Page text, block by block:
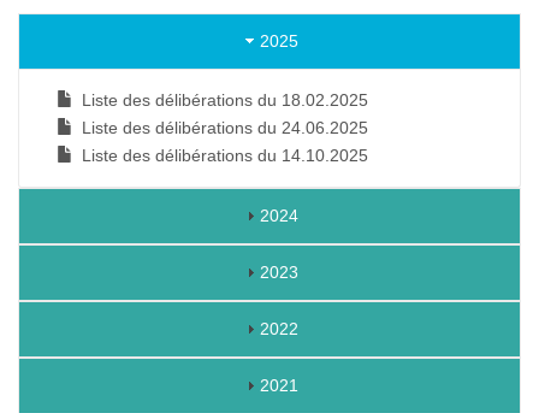
2025
Liste des délibérations du 18.02.2025
Liste des délibérations du 24.06.2025
Liste des délibérations du 14.10.2025
2024
2023
2022
2021